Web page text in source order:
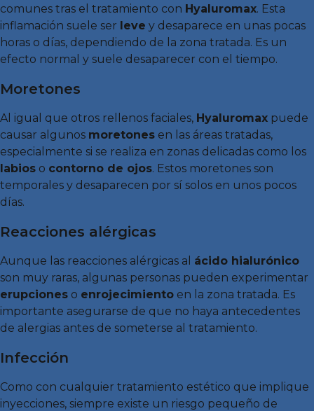
comunes tras el tratamiento con Hyaluromax. Esta
inflamación suele ser leve y desaparece en unas pocas
horas o días, dependiendo de la zona tratada. Es un
efecto normal y suele desaparecer con el tiempo.
Moretones
Al igual que otros rellenos faciales, Hyaluromax puede
causar algunos moretones en las áreas tratadas,
especialmente si se realiza en zonas delicadas como los
labios o contorno de ojos. Estos moretones son
temporales y desaparecen por sí solos en unos pocos
días.
Reacciones alérgicas
Aunque las reacciones alérgicas al ácido hialurónico
son muy raras, algunas personas pueden experimentar
erupciones o enrojecimiento en la zona tratada. Es
importante asegurarse de que no haya antecedentes
de alergias antes de someterse al tratamiento.
Infección
Como con cualquier tratamiento estético que implique
inyecciones, siempre existe un riesgo pequeño de